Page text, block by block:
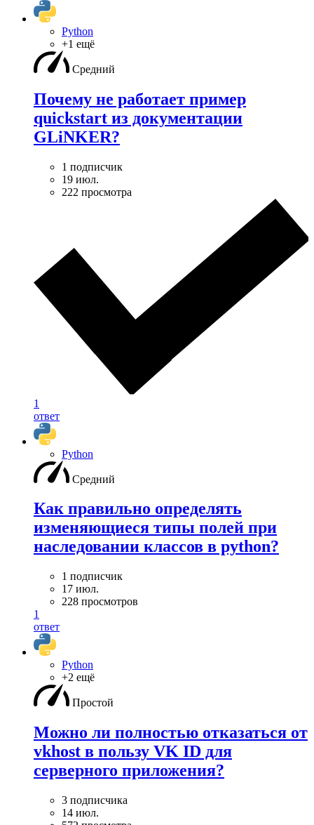
Python
+1 ещё
Средний
Почему не работает пример
quickstart из документации
GLiNKER?
1 подписчик
19 июл.
222 просмотра
1
ответ
Python
Средний
Как правильно определять
изменяющиеся типы полей при
наследовании классов в python?
1 подписчик
17 июл.
228 просмотров
1
ответ
Python
+2 ещё
Простой
Можно ли полностью отказаться от
vkhost в пользу VK ID для
серверного приложения?
3 подписчика
14 июл.